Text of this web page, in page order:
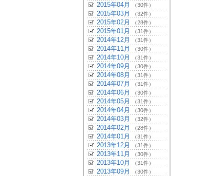
2015年04月 （30件）
2015年03月 （32件）
2015年02月 （28件）
2015年01月 （31件）
2014年12月 （31件）
2014年11月 （30件）
2014年10月 （31件）
2014年09月 （30件）
2014年08月 （31件）
2014年07月 （31件）
2014年06月 （30件）
2014年05月 （31件）
2014年04月 （30件）
2014年03月 （32件）
2014年02月 （28件）
2014年01月 （31件）
2013年12月 （31件）
2013年11月 （30件）
2013年10月 （31件）
2013年09月 （30件）